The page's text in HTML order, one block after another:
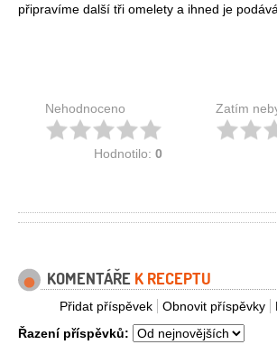
připravíme další tři omelety a ihned je
Nehodnoceno
Hodnotilo: 0
Zatím
KOMENTÁŘE K RECEPTU
Obnovit příspěvky
Přidat příspěvek
Řazení příspěvků: